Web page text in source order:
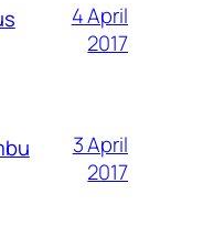
4 April
2017
3 April
2017